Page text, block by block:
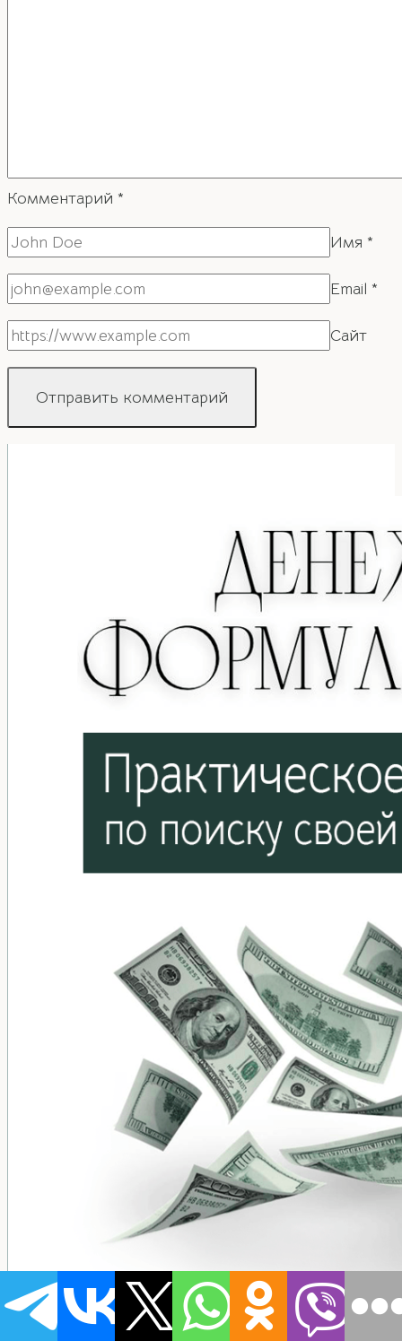
Комментарий *
Имя *
Email *
Сайт